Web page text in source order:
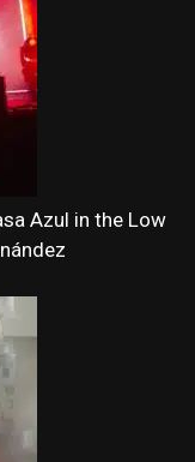
Azul in the Low